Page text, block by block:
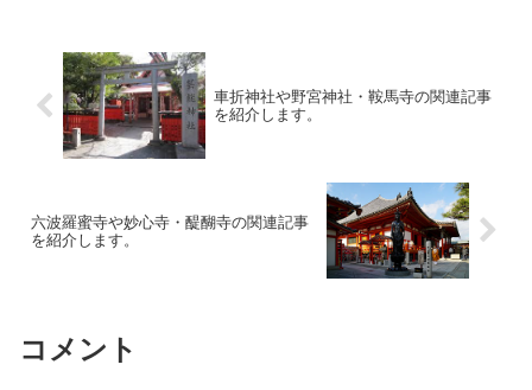
車折神社や野宮神社・鞍馬寺の関連記事
を紹介します。
六波羅蜜寺や妙心寺・醍醐寺の関連記事
を紹介します。
コメント